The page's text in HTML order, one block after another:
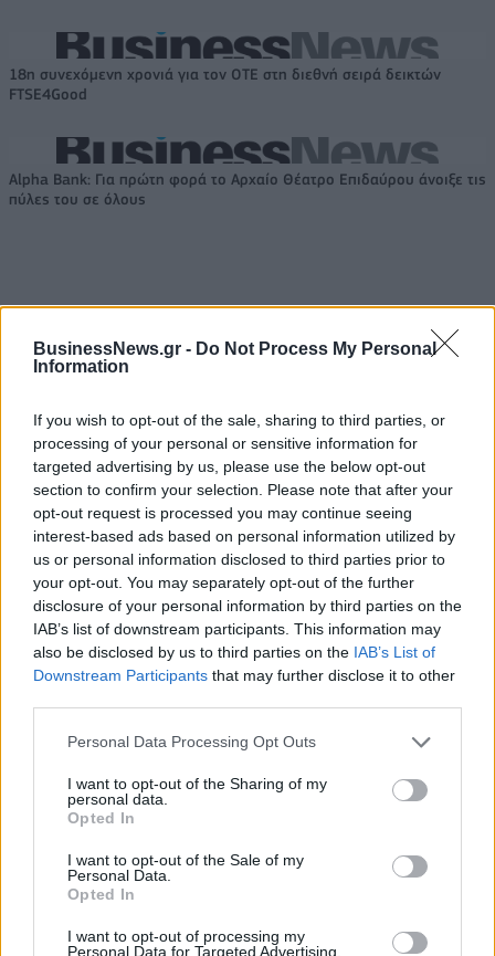
BusinessNews.gr - Do Not Process My Personal
Information
If you wish to opt-out of the sale, sharing to third parties, or
processing of your personal or sensitive information for
targeted advertising by us, please use the below opt-out
section to confirm your selection. Please note that after your
opt-out request is processed you may continue seeing
interest-based ads based on personal information utilized by
us or personal information disclosed to third parties prior to
your opt-out. You may separately opt-out of the further
disclosure of your personal information by third parties on the
IAB’s list of downstream participants. This information may
also be disclosed by us to third parties on the IAB’s List of
Downstream Participants that may further disclose it to other
Personal Data Processing Opt Outs
I want to opt-out of the Sharing of my
personal data.
Opted In
I want to opt-out of the Sale of my
Personal Data.
Opted In
I want to opt-out of processing my
Personal Data for Targeted Advertising.
18η συνεχόμενη χρονιά για τον ΟΤΕ στη διεθνή σειρά δεικτών
FTSE4Good
Alpha Bank: Για πρώτη φορά το Αρχαίο Θέατρο Επιδαύρου άνοιξε τις
πύλες του σε όλους
ΠΕΡΙΣΣΌΤΕΡΑ ΣΕ ΑΥΤΉ ΤΗΝ ΚΑΤΗΓΟΡΊΑ
Οι διαφημιστικές που
τρέχουν την καμπάνια των
4,5 εκατ. ευρώ για τους
ευάλωτους δανειολήπτες
26/02/2024 - 15:03
Η εταιρεία που θα τρέξει
την διαφημιστική καμπάνια
των 5 εκατ. ευρώ για την
επιστολική ψήφο
29/02/2024 - 17:03